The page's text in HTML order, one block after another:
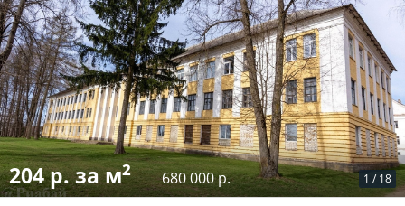
1 / 18
204 р. за м2 680 000 р.